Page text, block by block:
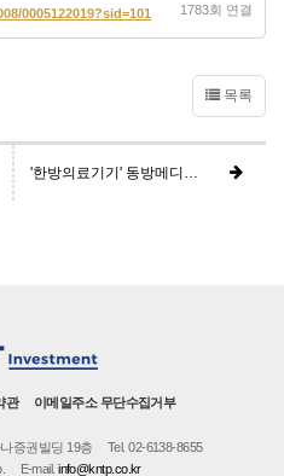
0005122019?sid=101 1783회 연결
목록
'한방의료기기' 동방메디컬, 내년 1월 상장 재도전
관 이메일주소 무단수집거부
증권빌딩 19층
Tel. 02-6138-8655
E-mail.info@kntp.co.kr